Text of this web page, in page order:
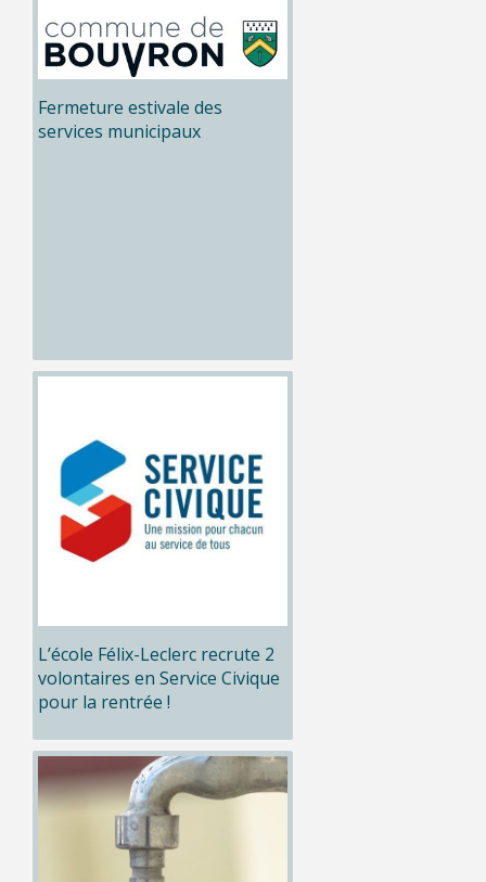
Fermeture estivale des
services municipaux
L’école Félix-Leclerc recrute 2
volontaires en Service Civique
pour la rentrée !